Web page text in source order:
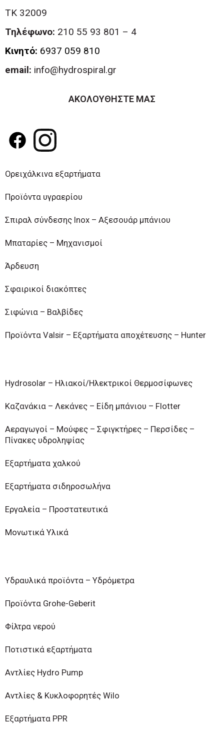
ΤΚ 32009
Τηλέφωνο: 210 55 93 801 – 4
Κινητό: 6937 059 810
email: info@hydrospiral.gr
ΑΚΟΛΟΥΘΗΣΤΕ ΜΑΣ
Ορειχάλκινα εξαρτήματα
Προϊόντα υγραερίου
Σπιραλ σύνδεσης Inox – Αξεσουάρ μπάνιου
Μπαταρίες – Μηχανισμοί
Άρδευση
Σφαιρικοί διακόπτες
Σιφώνια – Βαλβίδες
Προϊόντα Valsir – Εξαρτήματα αποχέτευσης – Hunter
Hydrosolar – Ηλιακοί/Ηλεκτρικοί Θερμοσίφωνες
Καζανάκια – Λεκάνες – Είδη μπάνιου – Flotter
Αεραγωγοί – Μούφες – Σφιγκτήρες – Περσίδες –
Πίνακες υδροληψίας
Εξαρτήματα χαλκού
Εξαρτήματα σιδηροσωλήνα
Εργαλεία – Προστατευτικά
Μονωτικά Υλικά
Υδραυλικά προϊόντα – Υδρόμετρα
Προϊόντα Grohe-Geberit
Φίλτρα νερού
Ποτιστικά εξαρτήματα
Αντλίες Hydro Pump
Αντλίες & Κυκλοφορητές Wilo
Εξαρτήματα PPR